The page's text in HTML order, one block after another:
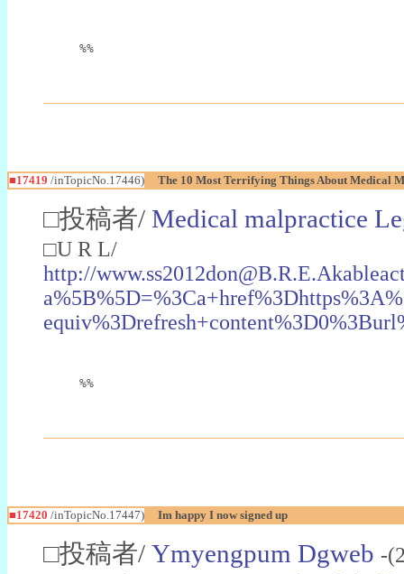
%%
■17419 /inTopicNo.17446) The 10 Most Terrifying Things About Medical
□投稿者/ Medical malpractice
□U R L/
http://
%%
■17420 /inTopicNo.17447) Im happy I now signed up
□投稿者/ Ymyengpum Dgweb -